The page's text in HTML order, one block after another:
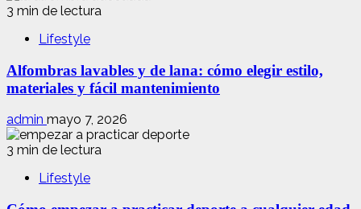
3 min de lectura
Lifestyle
Alfombras lavables y de lana: cómo elegir estilo,
materiales y fácil mantenimiento
admin mayo 7, 2026
3 min de lectura
Lifestyle